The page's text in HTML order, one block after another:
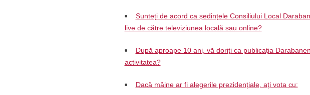
Sunteți de acord ca ședințele Consiliului Local
live de către televiziunea locală sau online?
După aproape 10 ani, vă doriți ca publicația
activitatea?
Dacă mâine ar fi alegerile prezidențiale, ați vota cu: